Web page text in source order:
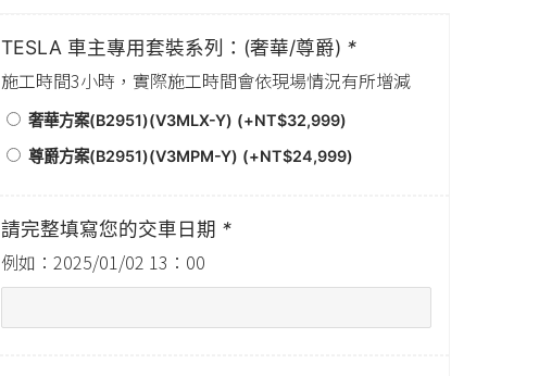
TESLA 車主專用套裝系列：(奢華/尊爵) *
施工時間3小時，實際施工時間會依現場情況有所增減
奢華方案(B2951)(V3MLX-Y) (+NT$32,999)
尊爵方案(B2951)(V3MPM-Y) (+NT$24,999)
請完整填寫您的交車日期 *
例如：2025/01/02 13：00